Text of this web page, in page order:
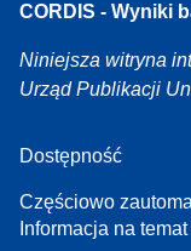
CORDIS - Wyniki
Niniejsza witryna
Urząd Publikacji
Dostępność
Częściowo
Informacja na